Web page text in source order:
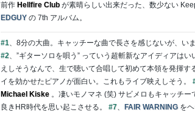
前作 Hellfire Clubが素晴らしい出来だった、数少ない
EDGUY の 7th アルバム。
#1、8分の大曲。キャッチーな曲で長さを感じないが、い
#2、”ギターソロを唄う” っていう超斬新なアイディアはい
えしそうなんで、生で聴いて合唱して初めて本領を発揮す
イを効かせたピアノが面白い。これもライブ映えしそう。
Michael Kiske 。凄いモノマネ (笑) サビメロもキャッチー
良きHR時代を思い起こさせる。 #7、 FAIR WARNING を